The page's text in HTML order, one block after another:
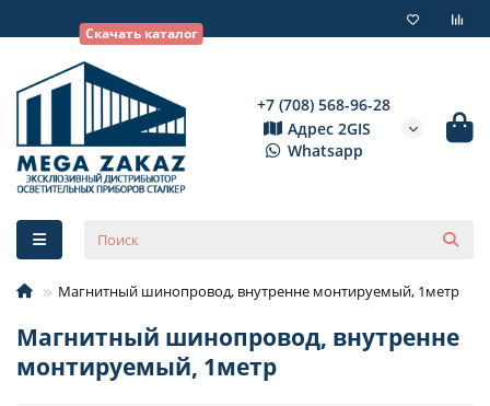
+7 (708) 568-96-28
Адрес 2GIS
Whatsapp
Скачать каталог
Магнитный шинопровод, внутренне монтируемый, 1метр
Магнитный шинопровод, внутренне
монтируемый, 1метр